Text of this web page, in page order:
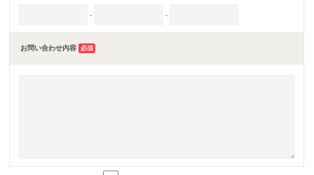
- -
お問い合わせ内容 必須